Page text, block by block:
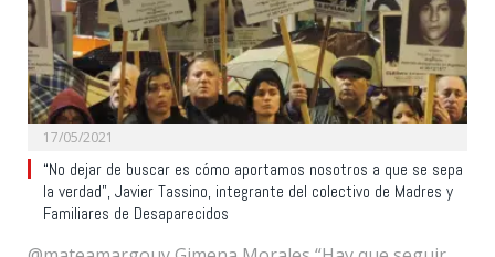
17/05/2021
“No dejar de buscar es cómo aportamos nosotros a que se sepa
la verdad”, Javier Tassino, integrante del colectivo de Madres y
Familiares de Desaparecidos